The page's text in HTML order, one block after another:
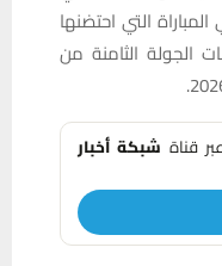
التي احتضنها
الثامنة من
قناة شبكة أخبار